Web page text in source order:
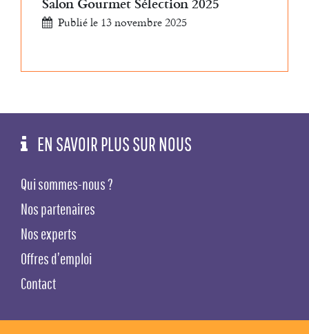
Publié le 13 novembre 2025
EN SAVOIR PLUS SUR NOUS
Qui sommes-nous ?
Nos partenaires
Nos experts
Offres d’emploi
Contact